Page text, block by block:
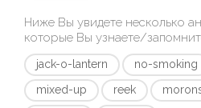
Ниже Вы увидете несколько
которые Вы узнаете/
jack-o-lantern no-smoking
mixed-up
reek